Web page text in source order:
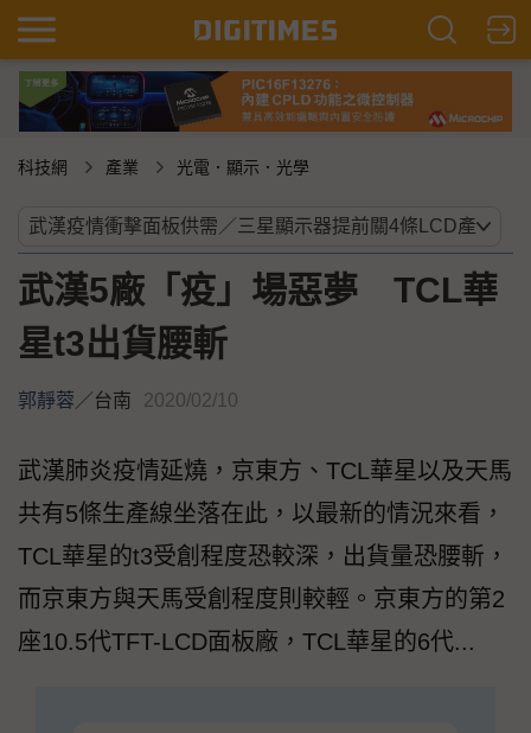
科技網 產業 光電．顯示．光學
武漢5廠「疫」場惡夢 TCL華
星t3出貨腰斬
郭靜蓉／台南 2020/02/10
武漢肺炎疫情延燒，京東方、TCL華星以及天馬
共有5條生產線坐落在此，以最新的情況來看，
TCL華星的t3受創程度恐較深，出貨量恐腰斬，
而京東方與天馬受創程度則較輕。京東方的第2
座10.5代TFT-LCD面板廠，TCL華星的6代...